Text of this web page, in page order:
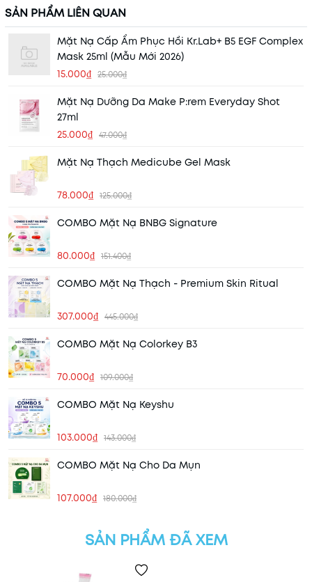
SẢN PHẨM LIÊN QUAN
Mặt Nạ Cấp Ẩm Phục Hồi Kr.Lab+ B5 EGF Complex
Mask 25ml (Mẫu Mới 2026)
15.000₫ 25.000₫
Mặt Nạ Dưỡng Da Make P:rem Everyday Shot
27ml
25.000₫ 47.000₫
Mặt Nạ Thạch Medicube Gel Mask
78.000₫ 125.000₫
COMBO Mặt Nạ BNBG Signature
80.000₫ 151.400₫
COMBO Mặt Nạ Thạch - Premium Skin Ritual
307.000₫ 445.000₫
COMBO Mặt Nạ Colorkey B3
70.000₫ 109.000₫
COMBO Mặt Nạ Keyshu
103.000₫ 143.000₫
COMBO Mặt Nạ Cho Da Mụn
107.000₫ 180.000₫
SẢN PHẨM ĐÃ XEM